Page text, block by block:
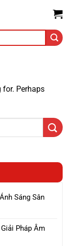
for. Perhaps
Sáng Sân
Pháp Âm